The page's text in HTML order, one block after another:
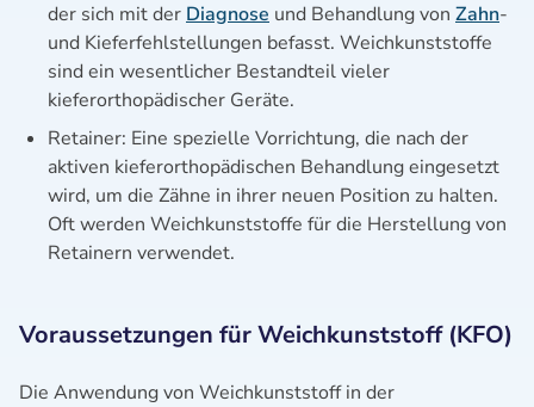
der sich mit der Diagnose und Behandlung von Zahn-
und Kieferfehlstellungen befasst. Weichkunststoffe
sind ein wesentlicher Bestandteil vieler
kieferorthopädischer Geräte.
Retainer: Eine spezielle Vorrichtung, die nach der
aktiven kieferorthopädischen Behandlung eingesetzt
wird, um die Zähne in ihrer neuen Position zu halten.
Oft werden Weichkunststoffe für die Herstellung von
Retainern verwendet.
Voraussetzungen für Weichkunststoff (KFO)
Die Anwendung von Weichkunststoff in der